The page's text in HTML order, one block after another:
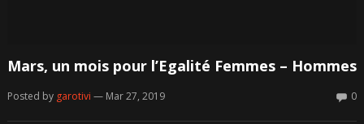
Mars, un mois pour l’Egalité Femmes – Hommes
Posted by garotivi — Mar 27, 2019 0